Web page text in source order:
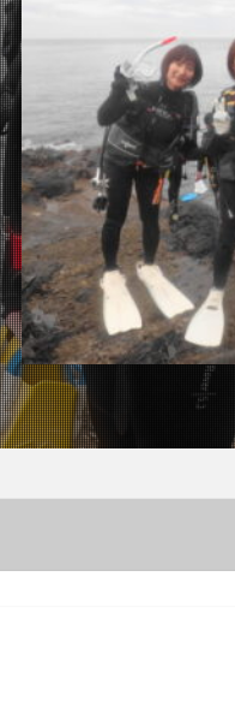
クダゴンベ
ルアンコウｙｇ
ヤイロウミウシ
ワンテグリ
ドウミウシ
ウグウウミウシ
れ
サルトリイバラ
エ
体験
シュノーケル